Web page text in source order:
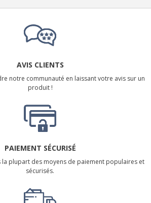
AVIS CLIENTS
notre communauté en laissant votre avis sur un
produit !
PAIEMENT SÉCURISÉ
plupart des moyens de paiement populaires et
sécurisés.